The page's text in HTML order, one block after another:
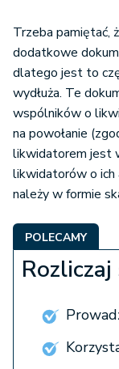
Trzeba pamiętać,
dodatkowe
dlatego jest to
wydłuża. Te
wspólników o
na powołanie
likwidatorem jest
likwidatorów o ich
należy w formie
POLECAMY
Rozliczaj